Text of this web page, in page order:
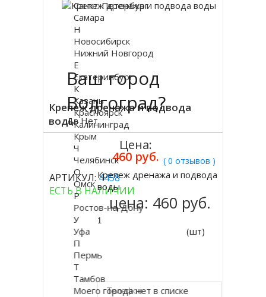
Крепеж дренажа и подвода
воды
( 0 отзывов )
АРТИКУЛ:4458
ЕСТЬ В НАЛИЧИИ
Цена:
460 руб.
Купить
Крепеж дренажа и подвода
воды
цена: 460 руб.
(шт)
Ваш город
Волгоград?
Да Нет
Санкт-Петербург
Самара
Н
Новосибирск
Нижний Новгород
Е
Екатеринбург
К
Казань
Красноярск
Калининград
Крым
Ч
Челябинск
О
Омск
Р
Ростов-на-Дону
У
Уфа
П
Пермь
Т
Тамбов
Моего города нет в списке